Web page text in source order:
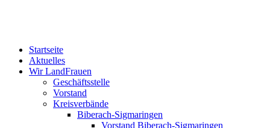
Startseite
Aktuelles
Wir LandFrauen
Geschäftsstelle
Vorstand
Kreisverbände
Biberach-Sigmaringen
Vorstand Biberach-Sigmaringen